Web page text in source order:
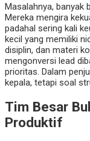
Masalahnya, banyak
Mereka mengira
padahal sering kali
kecil yang memiliki
disiplin, dan materi
mengonversi lead
prioritas. Dalam
kepala, tetapi soal
Tim Besar
Produktif